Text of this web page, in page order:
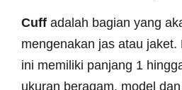
Cuff adalah bagian yang
mengenakan jas atau
ini memiliki panjang 1
ukuran beragam, model